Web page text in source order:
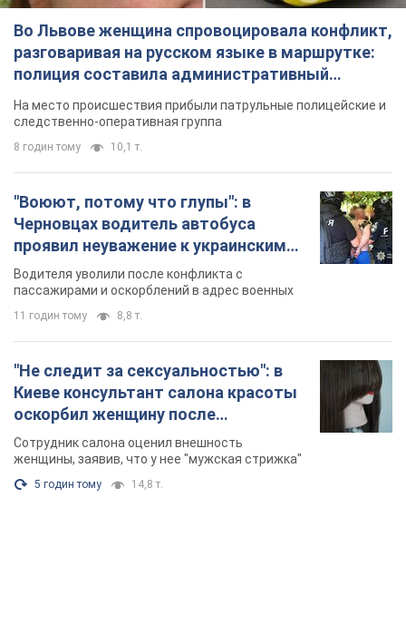
Во Львове женщина спровоцировала конфликт,
разговаривая на русском языке в маршрутке:
полиция составила административный
протокол. Видео
На место происшествия прибыли патрульные полицейские и
следственно-оперативная группа
8 годин тому 10,1 т.
"Воюют, потому что глупы": в
Черновцах водитель автобуса
проявил неуважение к украинским
военным и поплатился за это.
Видео
Водителя уволили после конфликта с
пассажирами и оскорблений в адрес военных
11 годин тому 8,8 т.
"Не следит за сексуальностью": в
Киеве консультант салона красоты
оскорбил женщину после
химиотерапии, разгорелся скандал.
Фото
Сотрудник салона оценил внешность
женщины, заявив, что у нее "мужская стрижка"
5 годин тому 14,8 т.